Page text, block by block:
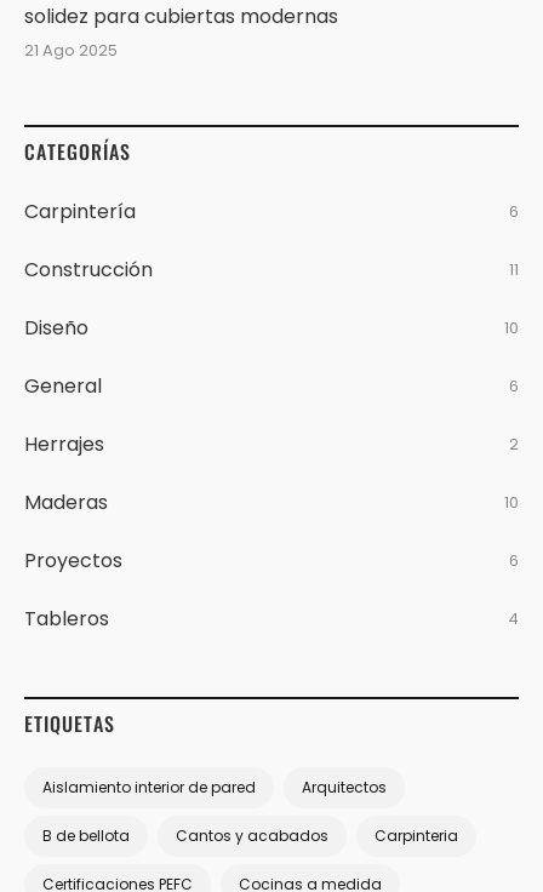
solidez para cubiertas modernas
21 Ago 2025
CATEGORÍAS
Carpintería 6
Construcción 11
Diseño 10
General 6
Herrajes 2
Maderas 10
Proyectos 6
Tableros 4
ETIQUETAS
Aislamiento interior de pared Arquitectos
B de bellota Cantos y acabados Carpinteria
Certificaciones PEFC Cocinas a medida